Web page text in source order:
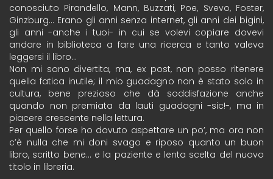
conosciuto Pirandello, Mann, Buzzati, Poe, Svevo, Foster,
Ginzburg… Erano gli anni senza internet, gli anni dei bigini,
gli anni -anche i tuoi- in cui se volevi copiare dovevi
andare in biblioteca a fare una ricerca e tanto valeva
leggersi il libro…
Non mi sono divertita, ma, ex post, non posso ritenere
quella fatica inutile; il mio guadagno non è stato solo in
cultura, bene prezioso che dà soddisfazione anche
quando non premiata da lauti guadagni -sic!-, ma in
piacere crescente nella lettura.
Per quello forse ho dovuto aspettare un po’, ma ora non
c’è nulla che mi doni svago e riposo quanto un buon
libro, scritto bene… e la paziente e lenta scelta del nuovo
titolo in libreria.